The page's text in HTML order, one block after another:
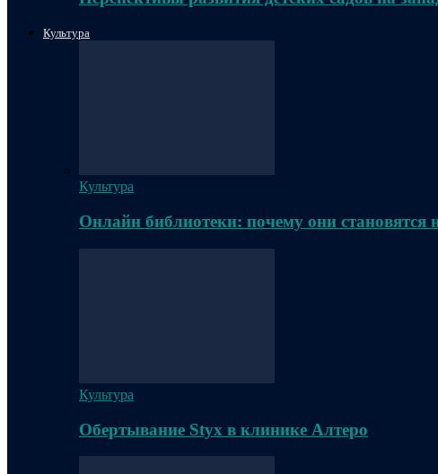
Культура
Культура
Онлайн библиотеки: почему они становятся
Культура
Обертывание Styx в клинике Алтеро